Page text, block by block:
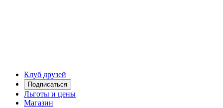
Клуб друзей
Подписаться
Льготы и цены
Магазин